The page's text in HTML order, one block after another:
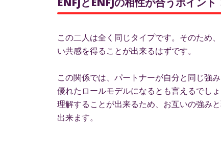
この二人は全く同じタイプです。そのため
い共感を得ることが出来るはずです。
この関係では、パートナーが自分と同じ強
優れたロールモデルになるとも言えるでし
理解することが出来るため、お互いの強み
出来ます。